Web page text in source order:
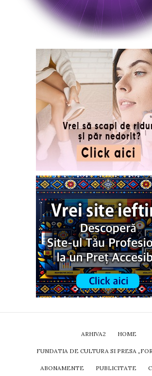
ARHIVA2 HOME
FUNDATIA DE CULTURA SI PRESA
ABONAMENTE PUBLICITATE